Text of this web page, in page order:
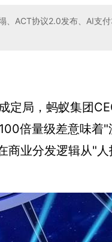
ACT协议2.0发布、AI支
定局，蚂蚁集团
倍量级差意味着"
业分发逻辑从"